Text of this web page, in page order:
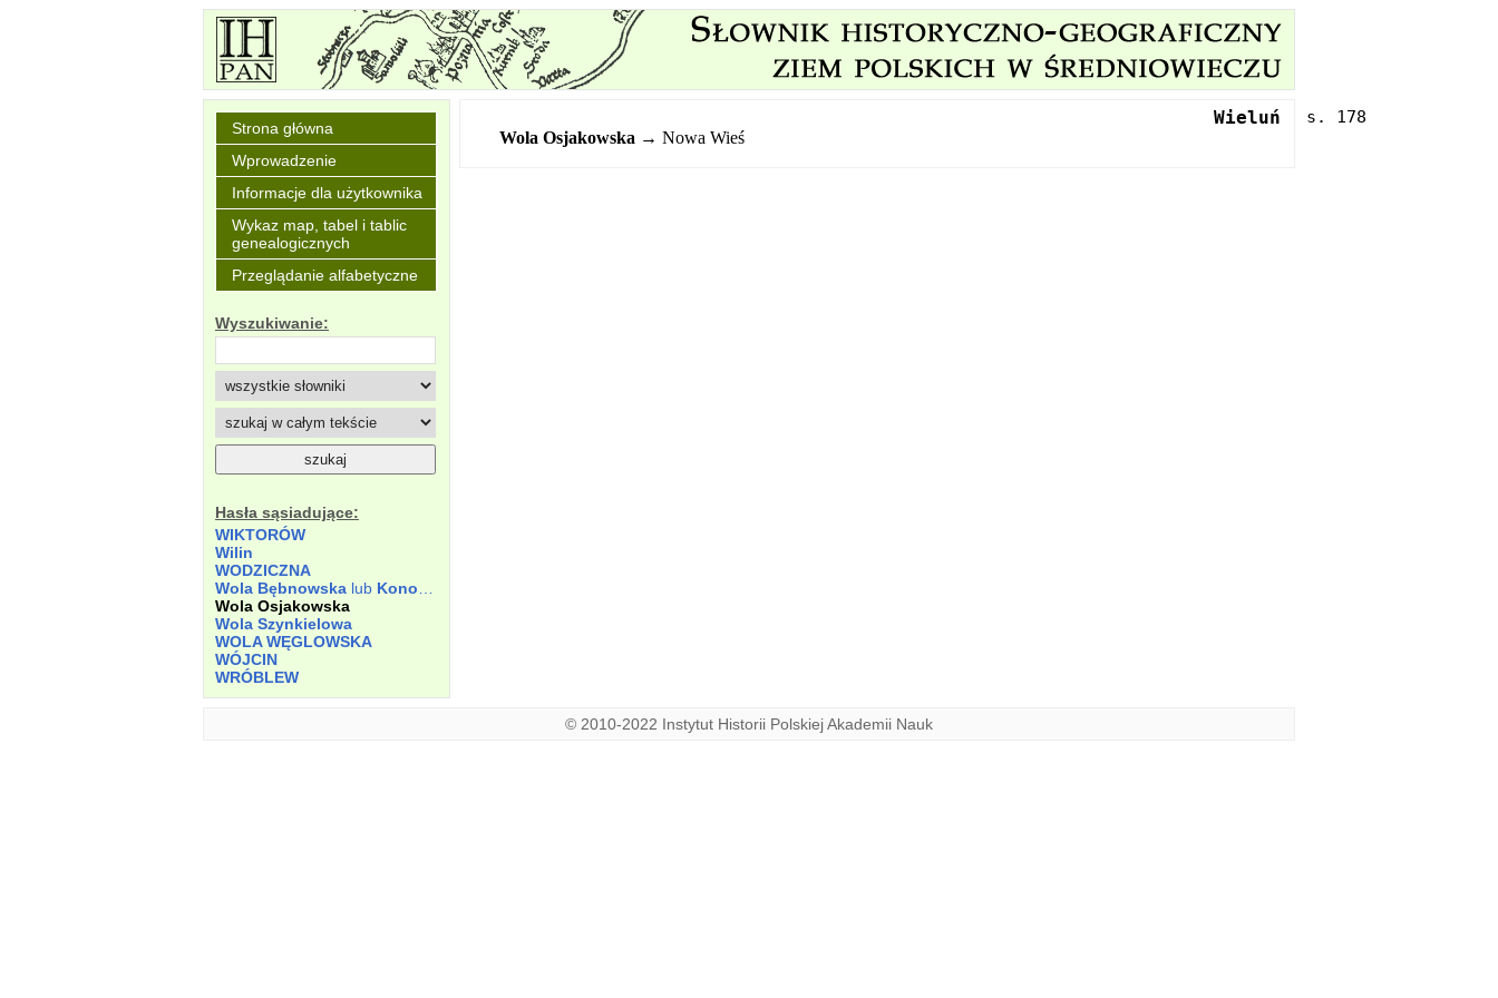
Strona główna
Wprowadzenie
Informacje dla użytkownika
Wykaz map, tabel i tablic
genealogicznych
Przeglądanie alfabetyczne
Wyszukiwanie:
Hasła sąsiadujące:
WIKTORÓW
Wilin
WODZICZNA
Wola Bębnowska lub Konopnicka
Wola Osjakowska
Wola Szynkielowa
WOLA WĘGLOWSKA
WÓJCIN
WRÓBLEW
Wieluń
Wola Osjakowska → Nowa Wieś
© 2010-2022 Instytut Historii Polskiej Akademii Nauk